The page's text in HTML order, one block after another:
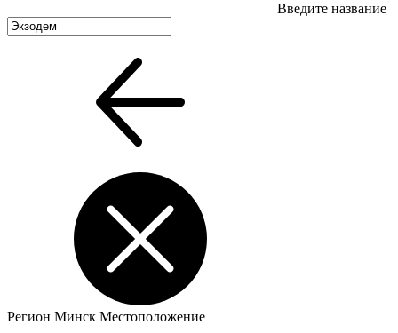
Введите название
Регион Минск Местоположение